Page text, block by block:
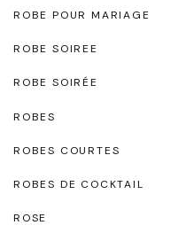
ROBE POUR MARIAGE
ROBE SOIREE
ROBE SOIRÉE
ROBES
ROBES COURTES
ROBES DE COCKTAIL
ROSE